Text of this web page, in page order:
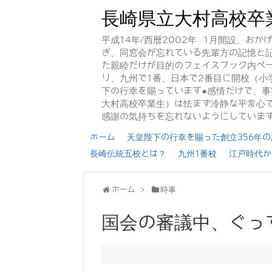
長崎県立大村高校卒
平成14年/西暦2002年 1月開設、おかげ
ぎ、同窓会が忘れている先輩方の記憶と
た親睦だけが目的のフェイスブック内
り、九州で1番、日本で2番目に開校（
下の行幸を賜っています●感情だけで、
大村高校卒業生）は怯まず冷静な平常心
感謝の気持ちを忘れないようにしていま
ホーム
天皇陛下の行幸を賜った創立356年
長崎伝統五校とは？
九州1番校 江戸時代
ホーム 時事
国会の審議中、ぐ